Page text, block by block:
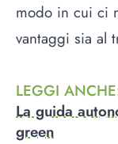
modo in cui ci
vantaggi sia al
LEGGI ANCHE
La guida
green